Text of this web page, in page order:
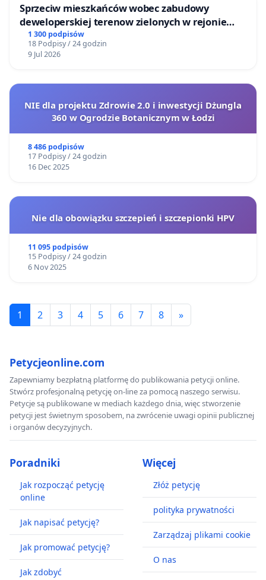
Sprzeciw mieszkańców wobec zabudowy
deweloperskiej terenow zielonych w rejonie
Bulwarów Straceńskich w Bielsku-Białej
1 300 podpisów
18 Podpisy / 24 godzin
9 Jul 2026
NIE dla projektu Zdrowie 2.0 i inwestycji Dżungla
360 w Ogrodzie Botanicznym w Łodzi
8 486 podpisów
17 Podpisy / 24 godzin
16 Dec 2025
Nie dla obowiązku szczepień i szczepionki HPV
11 095 podpisów
15 Podpisy / 24 godzin
6 Nov 2025
1 2 3 4 5 6 7 8 »
Petycjeonline.com
Zapewniamy bezpłatną platformę do publikowania petycji online.
Stwórz profesjonalną petycję on-line za pomocą naszego serwisu.
Petycje są publikowane w mediach każdego dnia, więc stworzenie
petycji jest świetnym sposobem, na zwrócenie uwagi opinii publicznej
i organów decyzyjnych.
Poradniki
Jak rozpocząć petycję
online
Jak napisać petycję?
Jak promować petycję?
Jak zdobyć
Więcej
Złóż petycję
polityka prywatności
Zarządzaj plikami cookie
O nas